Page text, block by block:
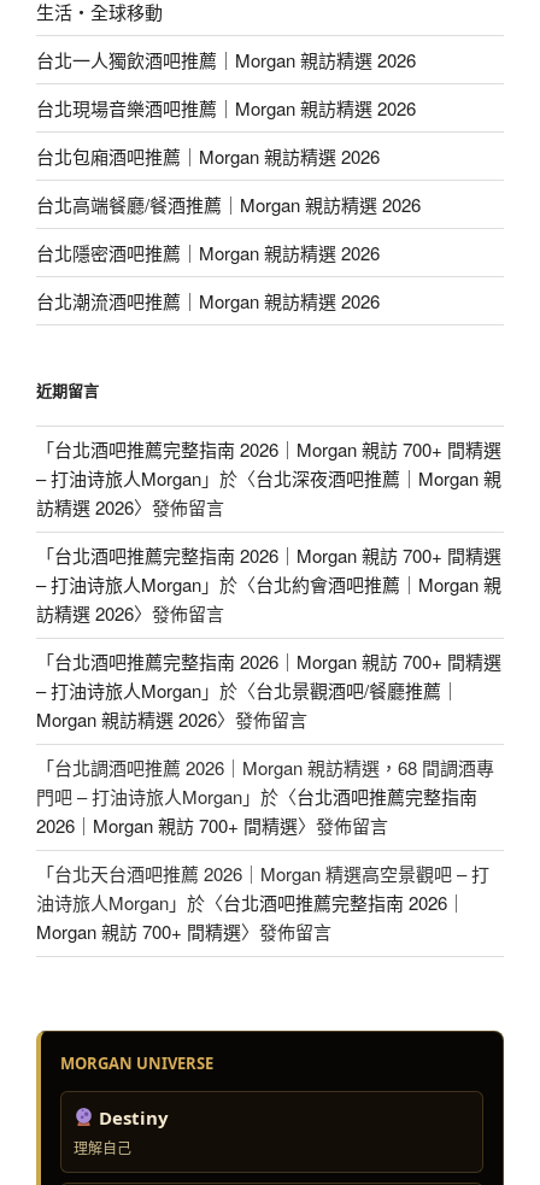
生活・全球移動
台北一人獨飲酒吧推薦｜Morgan 親訪精選 2026
台北現場音樂酒吧推薦｜Morgan 親訪精選 2026
台北包廂酒吧推薦｜Morgan 親訪精選 2026
台北高端餐廳/餐酒推薦｜Morgan 親訪精選 2026
台北隱密酒吧推薦｜Morgan 親訪精選 2026
台北潮流酒吧推薦｜Morgan 親訪精選 2026
近期留言
「台北酒吧推薦完整指南 2026｜Morgan 親訪 700+ 間精選
– 打油诗旅人Morgan」於〈台北深夜酒吧推薦｜Morgan 親
訪精選 2026〉發佈留言
「台北酒吧推薦完整指南 2026｜Morgan 親訪 700+ 間精選
– 打油诗旅人Morgan」於〈台北約會酒吧推薦｜Morgan 親
訪精選 2026〉發佈留言
「台北酒吧推薦完整指南 2026｜Morgan 親訪 700+ 間精選
– 打油诗旅人Morgan」於〈台北景觀酒吧/餐廳推薦｜
Morgan 親訪精選 2026〉發佈留言
「台北調酒吧推薦 2026｜Morgan 親訪精選，68 間調酒專
門吧 – 打油诗旅人Morgan」於〈台北酒吧推薦完整指南
2026｜Morgan 親訪 700+ 間精選〉發佈留言
「台北天台酒吧推薦 2026｜Morgan 精選高空景觀吧 – 打
油诗旅人Morgan」於〈台北酒吧推薦完整指南 2026｜
Morgan 親訪 700+ 間精選〉發佈留言
MORGAN UNIVERSE
Destiny
理解自己